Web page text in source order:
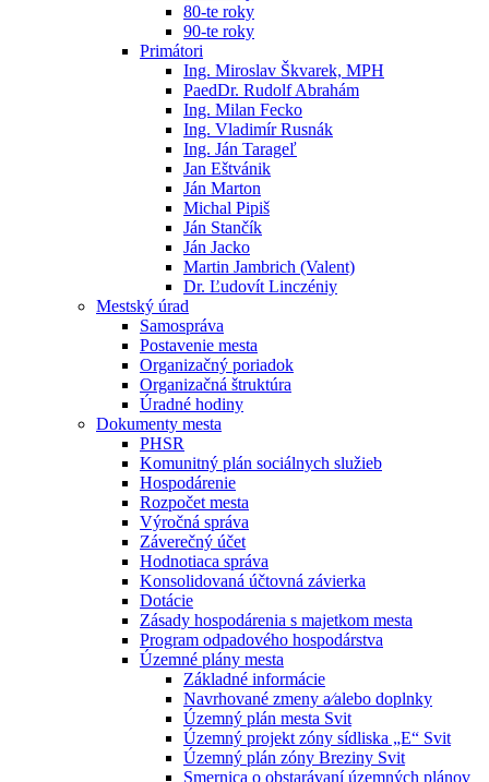
80-te roky
90-te roky
Primátori
Ing. Miroslav Škvarek, MPH
PaedDr. Rudolf Abrahám
Ing. Milan Fecko
Ing. Vladimír Rusnák
Ing. Ján Tarageľ
Jan Eštvánik
Ján Marton
Michal Pipiš
Ján Stančík
Ján Jacko
Martin Jambrich (Valent)
Dr. Ľudovít Linczéniy
Mestský úrad
Samospráva
Postavenie mesta
Organizačný poriadok
Organizačná štruktúra
Úradné hodiny
Dokumenty mesta
PHSR
Komunitný plán sociálnych služieb
Hospodárenie
Rozpočet mesta
Výročná správa
Záverečný účet
Hodnotiaca správa
Konsolidovaná účtovná závierka
Dotácie
Zásady hospodárenia s majetkom mesta
Program odpadového hospodárstva
Územné plány mesta
Základné informácie
Navrhované zmeny a⁄alebo doplnky
Územný plán mesta Svit
Územný projekt zóny sídliska „E“ Svit
Územný plán zóny Breziny Svit
Smernica o obstarávaní územných plánov